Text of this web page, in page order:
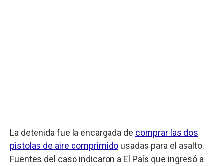
La detenida fue la encargada de comprar las dos
pistolas de aire comprimido usadas para el asalto.
Fuentes del caso indicaron a El País que ingresó a